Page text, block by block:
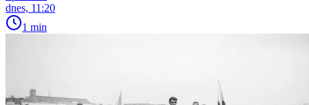
dnes, 11:20
1 min